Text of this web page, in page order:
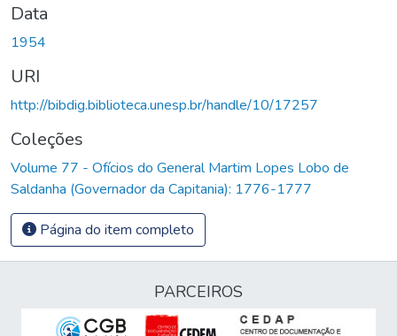
Data
1954
URI
http://bibdig.biblioteca.unesp.br/handle/10/17257
Coleções
Volume 77 - Ofícios do General Martim Lopes Lobo de
Saldanha (Governador da Capitania): 1776-1777
Página do item completo
PARCEIROS